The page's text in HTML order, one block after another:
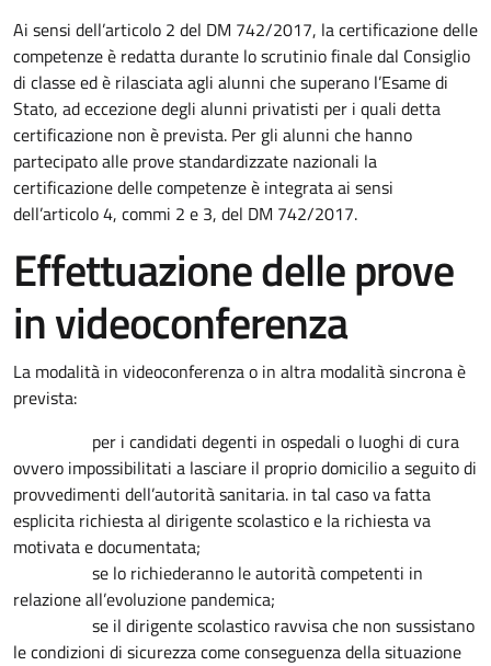
Ai sensi dell’articolo 2 del DM 742/2017, la certificazione delle
competenze è redatta durante lo scrutinio finale dal Consiglio
di classe ed è rilasciata agli alunni che superano l’Esame di
Stato, ad eccezione degli alunni privatisti per i quali detta
certificazione non è prevista. Per gli alunni che hanno
partecipato alle prove standardizzate nazionali la
certificazione delle competenze è integrata ai sensi
dell’articolo 4, commi 2 e 3, del DM 742/2017.
Effettuazione delle prove
in videoconferenza
La modalità in videoconferenza o in altra modalità sincrona è
prevista:
per i candidati degenti in ospedali o luoghi di cura
ovvero impossibilitati a lasciare il proprio domicilio a seguito di
provvedimenti dell’autorità sanitaria. in tal caso va fatta
esplicita richiesta al dirigente scolastico e la richiesta va
motivata e documentata;
se lo richiederanno le autorità competenti in
relazione all’evoluzione pandemica;
se il dirigente scolastico ravvisa che non sussistano
le condizioni di sicurezza come conseguenza della situazione